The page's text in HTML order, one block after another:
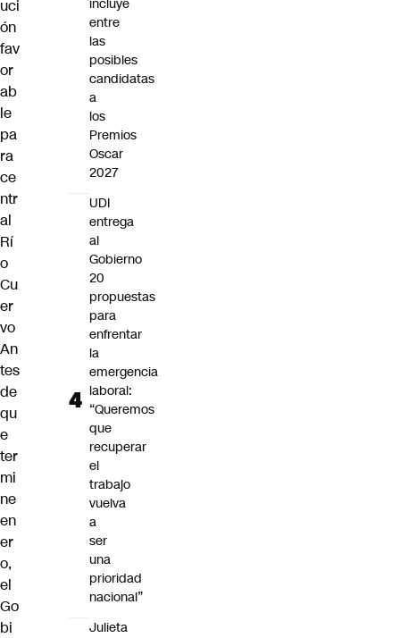
uci
ón
fav
or
ab
le
pa
ra
ce
ntr
al
Rí
o
Cu
er
vo
An
tes
de
qu
e
ter
mi
ne
en
er
o,
el
Go
bi
incluye
entre
las
posibles
candidatas
a
los
Premios
Oscar
2027
UDI
entrega
al
Gobierno
20
propuestas
para
enfrentar
la
emergencia
laboral:
“Queremos
que
recuperar
el
trabajo
vuelva
a
ser
una
prioridad
nacional”
Julieta